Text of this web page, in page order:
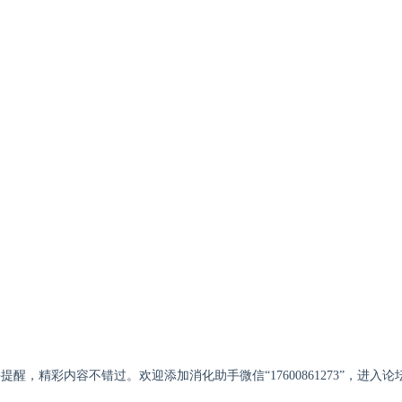
，精彩内容不错过。欢迎添加消化助手微信“17600861273”，进入论